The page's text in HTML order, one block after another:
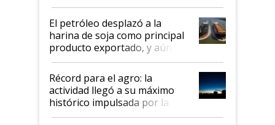
El petróleo desplazó a la
harina de soja como principal
producto exportado, y aún así
el agro aportó casi seis de cada
diez dólares y sostuvo el
liderazgo en un semestre
récord
Récord para el agro: la
actividad llegó a su máximo
histórico impulsada por la
cosecha y las exportaciones